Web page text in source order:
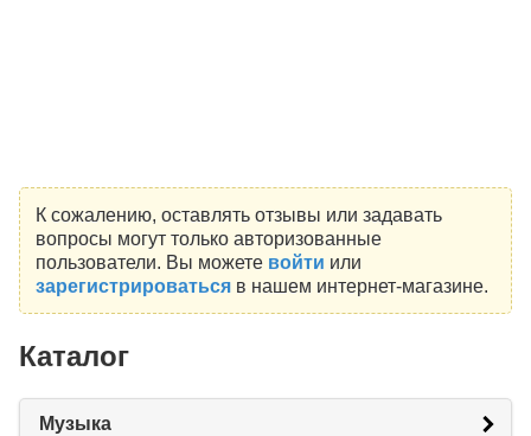
К сожалению, оставлять отзывы или задавать
вопросы могут только авторизованные
пользователи. Вы можете войти или
зарегистрироватьсяв нашем интернет-магазине.
Каталог
Музыка